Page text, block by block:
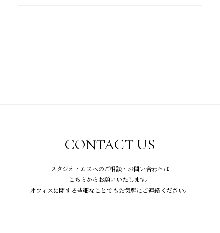
CONTACT US
スタジオ・エスへのご相談・お問い合わせは
こちらからお願いいたします。
オフィスに関する些細なことでもお気軽にご連絡ください。